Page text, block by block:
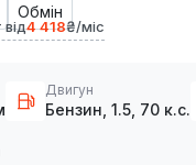
Обмін
4 418₴/міс
Двигун
Бензин, 1.5, 70 к.с.